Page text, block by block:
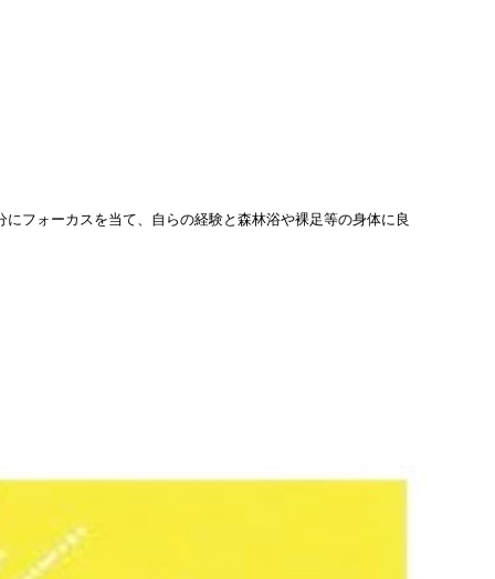
フォーカスを当て、自らの経験と森林浴や裸足等の身体に良